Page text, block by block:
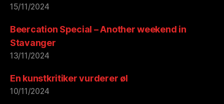
15/11/2024
Beercation Special – Another weekend in
Stavanger
13/11/2024
En kunstkritiker vurderer øl
10/11/2024